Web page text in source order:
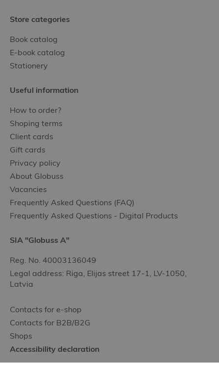
Store categories
Book catalog
E-book catalog
Stationery
Useful information
How to order?
Shoping terms
Client cards
Gift cards
Privacy policy
About Globuss
Vacancies
Frequently Asked Questions (FAQ)
Frequently Asked Questions - Digital Products
SIA "Globuss A"
Reg. No. 40003136049
Legal address: Riga, Elijas street 17-1, LV-1050,
Latvia
Contacts for e-shop
Contacts for B2B/B2G
Shops
Accessibility declaration